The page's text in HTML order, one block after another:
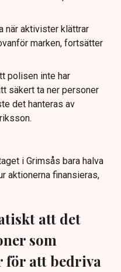
när aktivister klättrar
marken, fortsätter
polisen inte har
säkert ta ner personer
det hanteras av
i Grimsås bara halva
aktionerna finansieras,
att det
som
för att bedriva